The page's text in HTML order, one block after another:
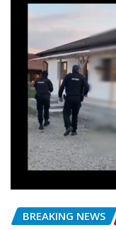
BREAKING NEWS